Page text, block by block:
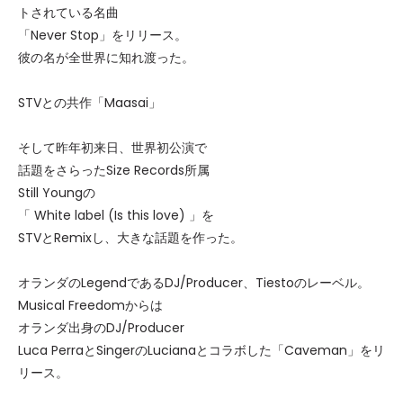
トされている名曲
「Never Stop」をリリース。
彼の名が全世界に知れ渡った。
STVとの共作「Maasai」
そして昨年初来日、世界初公演で
話題をさらったSize Records所属
Still Youngの
「 White label (Is this love) 」を
STVとRemixし、大きな話題を作った。
オランダのLegendであるDJ/Producer、Tiestoのレーベル。
Musical Freedomからは
オランダ出身のDJ/Producer
Luca PerraとSingerのLucianaとコラボした「Caveman」をリ
リース。